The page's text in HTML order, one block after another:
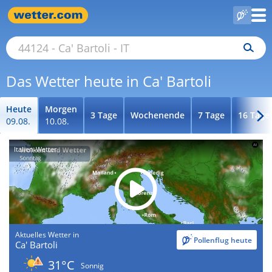
Das Wetter heute in Ca' Bartoli
Heute
09.08.
Morgen
10.08.
3 Tage Wochenende 7 Tage 16 Tage
Italien-Wetter
Aktuelles Wetter in
Ca' Bartoli Pollenflug heute
31°C
Sonnig